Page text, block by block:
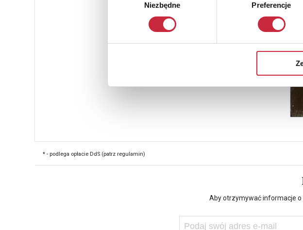
Niezbędne Preferencje
* - podlega opłacie DdS (patrz regulamin)
Aby otrzymywać informacje o